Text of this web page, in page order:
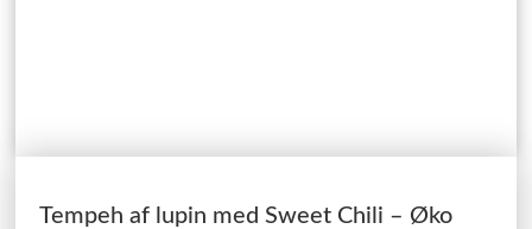
Tempeh af lupin med Sweet Chili – Øko